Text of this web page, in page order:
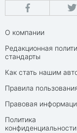
О компании
Редакционная
стандарты
Как стать нашим
Правила
Правовая
Политика
конфиденциальности